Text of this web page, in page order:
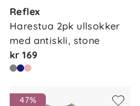
Reflex
Harestua 2pk ullsokker
med antiskli, stone
kr 169
47%